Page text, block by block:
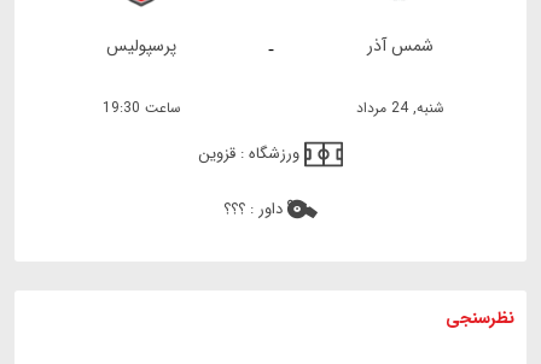
- شمس آذر پرسپولیس
شنبه, 24 مرداد ساعت 19:30
ورزشگاه : قزوین
داور : ؟؟؟
نظرسنجی